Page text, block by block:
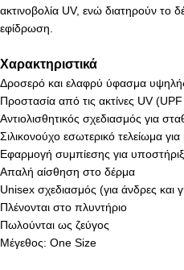
ακτινοβολία UV, ενώ διατηρούν
εφίδρωση.
Χαρακτηριστικά
Δροσερό και ελαφρύ ύφασμα
Προστασία από τις ακτίνες UV
Αντιολισθητικός σχεδιασμός για
Σιλικονούχο εσωτερικό τελείωμα
Εφαρμογή συμπίεσης για
Απαλή αίσθηση στο δέρμα
Unisex σχεδιασμός (για άνδρες και
Πλένονται στο πλυντήριο
Πωλούνται ως ζεύγος
Μέγεθος: One Size